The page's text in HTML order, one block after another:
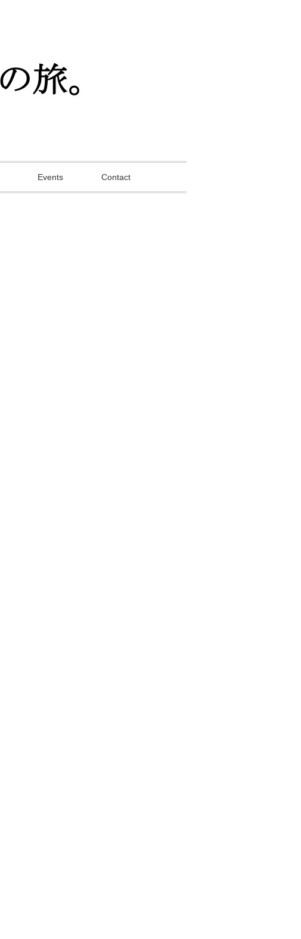
Events Contact